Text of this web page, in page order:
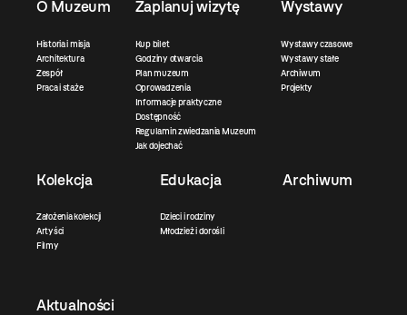
O Muzeum
Historia i misja
Architektura
Zespół
Praca i staże
Zaplanuj wizytę
Kup bilet
Godziny otwarcia
Plan muzeum
Oprowadzenia
Informacje praktyczne
Dostępność
Regulamin zwiedzania Muzeum
Jak dojechać
Wystawy
Wystawy czasowe
Wystawy stałe
Archiwum
Projekty
Kolekcja
Założenia kolekcji
Artyści
Filmy
Edukacja
Dzieci i rodziny
Młodzież i dorośli
Archiwum
Aktualności